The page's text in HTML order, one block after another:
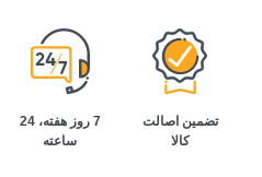
تضمین اصالت
کالا
7 روز هفته، 24
ساعته